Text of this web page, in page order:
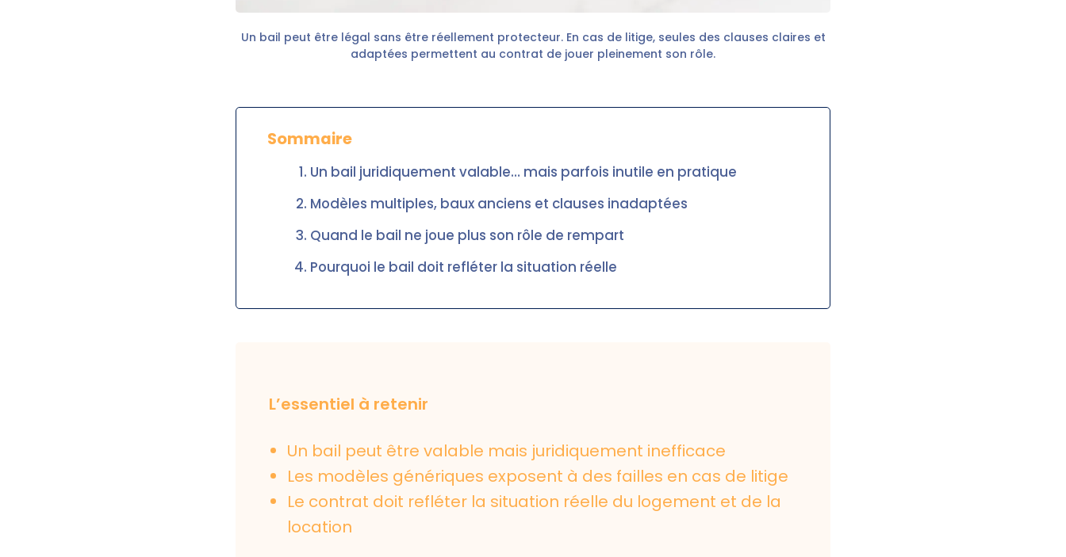
Un bail peut être légal sans être réellement protecteur. En cas de litige, seules des clauses claires et
adaptées permettent au contrat de jouer pleinement son rôle.
Sommaire
Un bail juridiquement valable… mais parfois inutile en pratique
Modèles multiples, baux anciens et clauses inadaptées
Quand le bail ne joue plus son rôle de rempart
Pourquoi le bail doit refléter la situation réelle
L’essentiel à retenir
Un bail peut être valable mais juridiquement inefficace
Les modèles génériques exposent à des failles en cas de litige
Le contrat doit refléter la situation réelle du logement et de la
location